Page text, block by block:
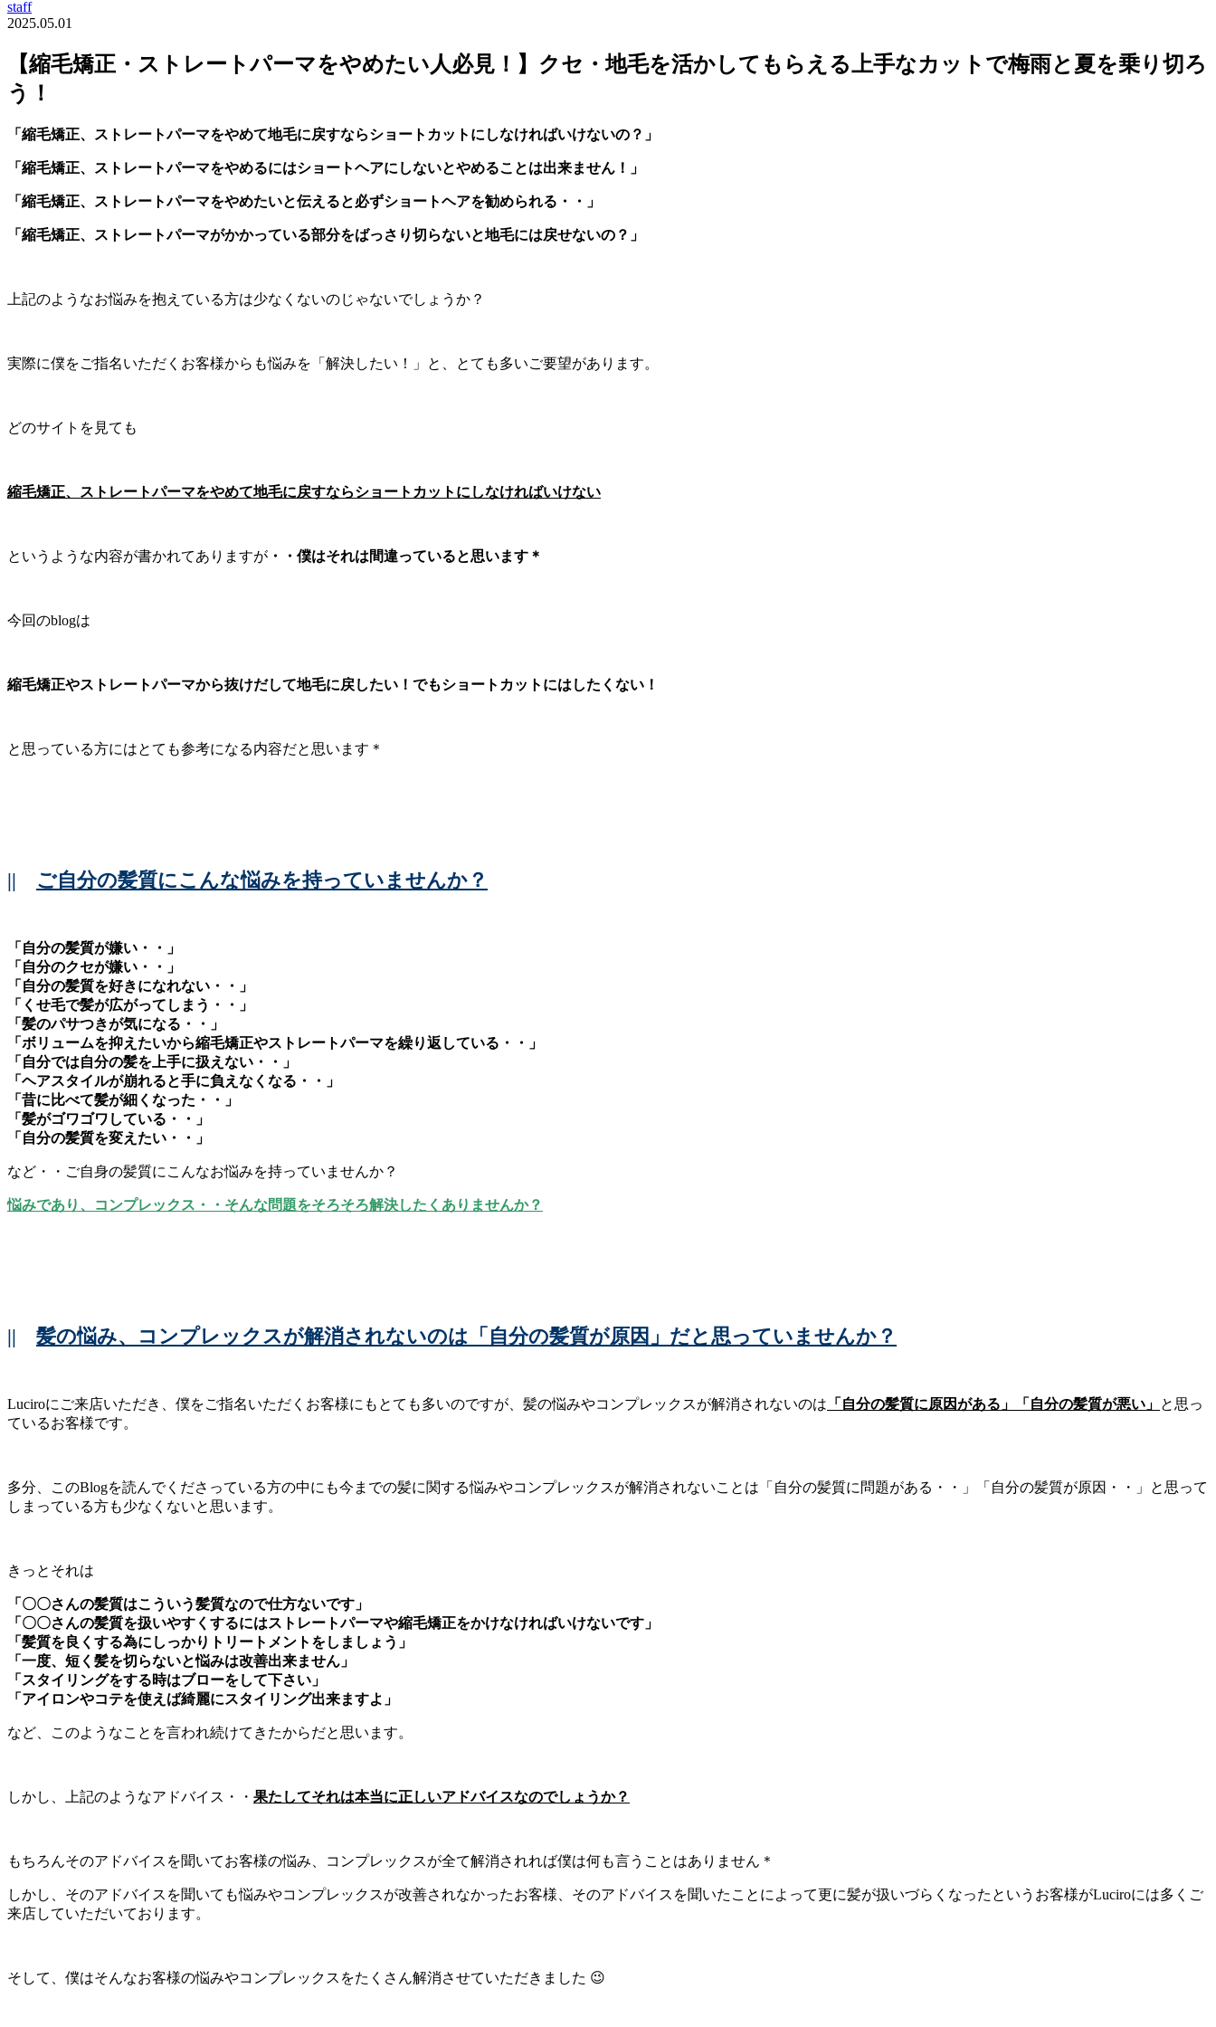
staff
2025.05.01
【縮毛矯正・ストレートパーマをやめたい人必見！】クセ・地毛を活かしてもらえる上手なカットで梅雨と夏を乗り切ろ
う！
「縮毛矯正、ストレートパーマをやめて地毛に戻すならショートカットにしなければいけないの？」
「縮毛矯正、ストレートパーマをやめるにはショートヘアにしないとやめることは出来ません！」
「縮毛矯正、ストレートパーマをやめたいと伝えると必ずショートヘアを勧められる・・」
「縮毛矯正、ストレートパーマがかかっている部分をばっさり切らないと地毛には戻せないの？」
上記のようなお悩みを抱えている方は少なくないのじゃないでしょうか？
実際に僕をご指名いただくお客様からも悩みを「解決したい！」と、とても多いご要望があります。
どのサイトを見ても
縮毛矯正、ストレートパーマをやめて地毛に戻すならショートカットにしなければいけない
というような内容が書かれてありますが ・・僕はそれは間違っていると思います＊
今回のblogは
縮毛矯正やストレートパーマから抜けだして地毛に戻したい！でもショートカットにはしたくない！
と思っている方にはとても参考になる内容だと思います＊
|| ご自分の髪質にこんな悩みを持っていませんか？
「自分の髪質が嫌い・・」
「自分のクセが嫌い・・」
「自分の髪質を好きになれない・・」
「くせ毛で髪が広がってしまう・・」
「髪のパサつきが気になる・・」
「ボリュームを抑えたいから縮毛矯正やストレートパーマを繰り返している・・」
「自分では自分の髪を上手に扱えない・・」
「ヘアスタイルが崩れると手に負えなくなる・・」
「昔に比べて髪が細くなった・・」
「髪がゴワゴワしている・・」
「自分の髪質を変えたい・・」
など・・ご自身の髪質にこんなお悩みを持っていませんか？
悩みであり、コンプレックス・・そんな問題をそろそろ解決したくありませんか？
|| 髪の悩み、コンプレックスが解消されないのは「自分の髪質が原因」だと思っていませんか？
Luciroにご来店いただき、僕をご指名いただくお客様にもとても多いのですが、髪の悩みやコンプレックスが解消されないのは 「自分の髪質に原因がある」「自分の髪質が悪い」 と思っ
ているお客様です。
多分、このBlogを読んでくださっている方の中にも今までの髪に関する悩みやコンプレックスが解消されないことは「自分の髪質に問題がある・・」「自分の髪質が原因・・」と思って
しまっている方も少なくないと思います。
きっとそれは
「〇〇さんの髪質はこういう髪質なので仕方ないです」
「〇〇さんの髪質を扱いやすくするにはストレートパーマや縮毛矯正をかけなければいけないです」
「髪質を良くする為にしっかりトリートメントをしましょう」
「一度、短く髪を切らないと悩みは改善出来ません」
「スタイリングをする時はブローをして下さい」
「アイロンやコテを使えば綺麗にスタイリング出来ますよ」
など、このようなことを言われ続けてきたからだと思います。
しかし、上記のようなアドバイス・・ 果たしてそれは本当に正しいアドバイスなのでしょうか？
もちろんそのアドバイスを聞いてお客様の悩み、コンプレックスが全て解消されれば僕は何も言うことはありません＊
しかし、そのアドバイスを聞いても悩みやコンプレックスが改善されなかったお客様、そのアドバイスを聞いたことによって更に髪が扱いづらくなったというお客様がLuciroには多くご
来店していただいております。
そして、僕はそんなお客様の悩みやコンプレックスをたくさん解消させていただきました 😉